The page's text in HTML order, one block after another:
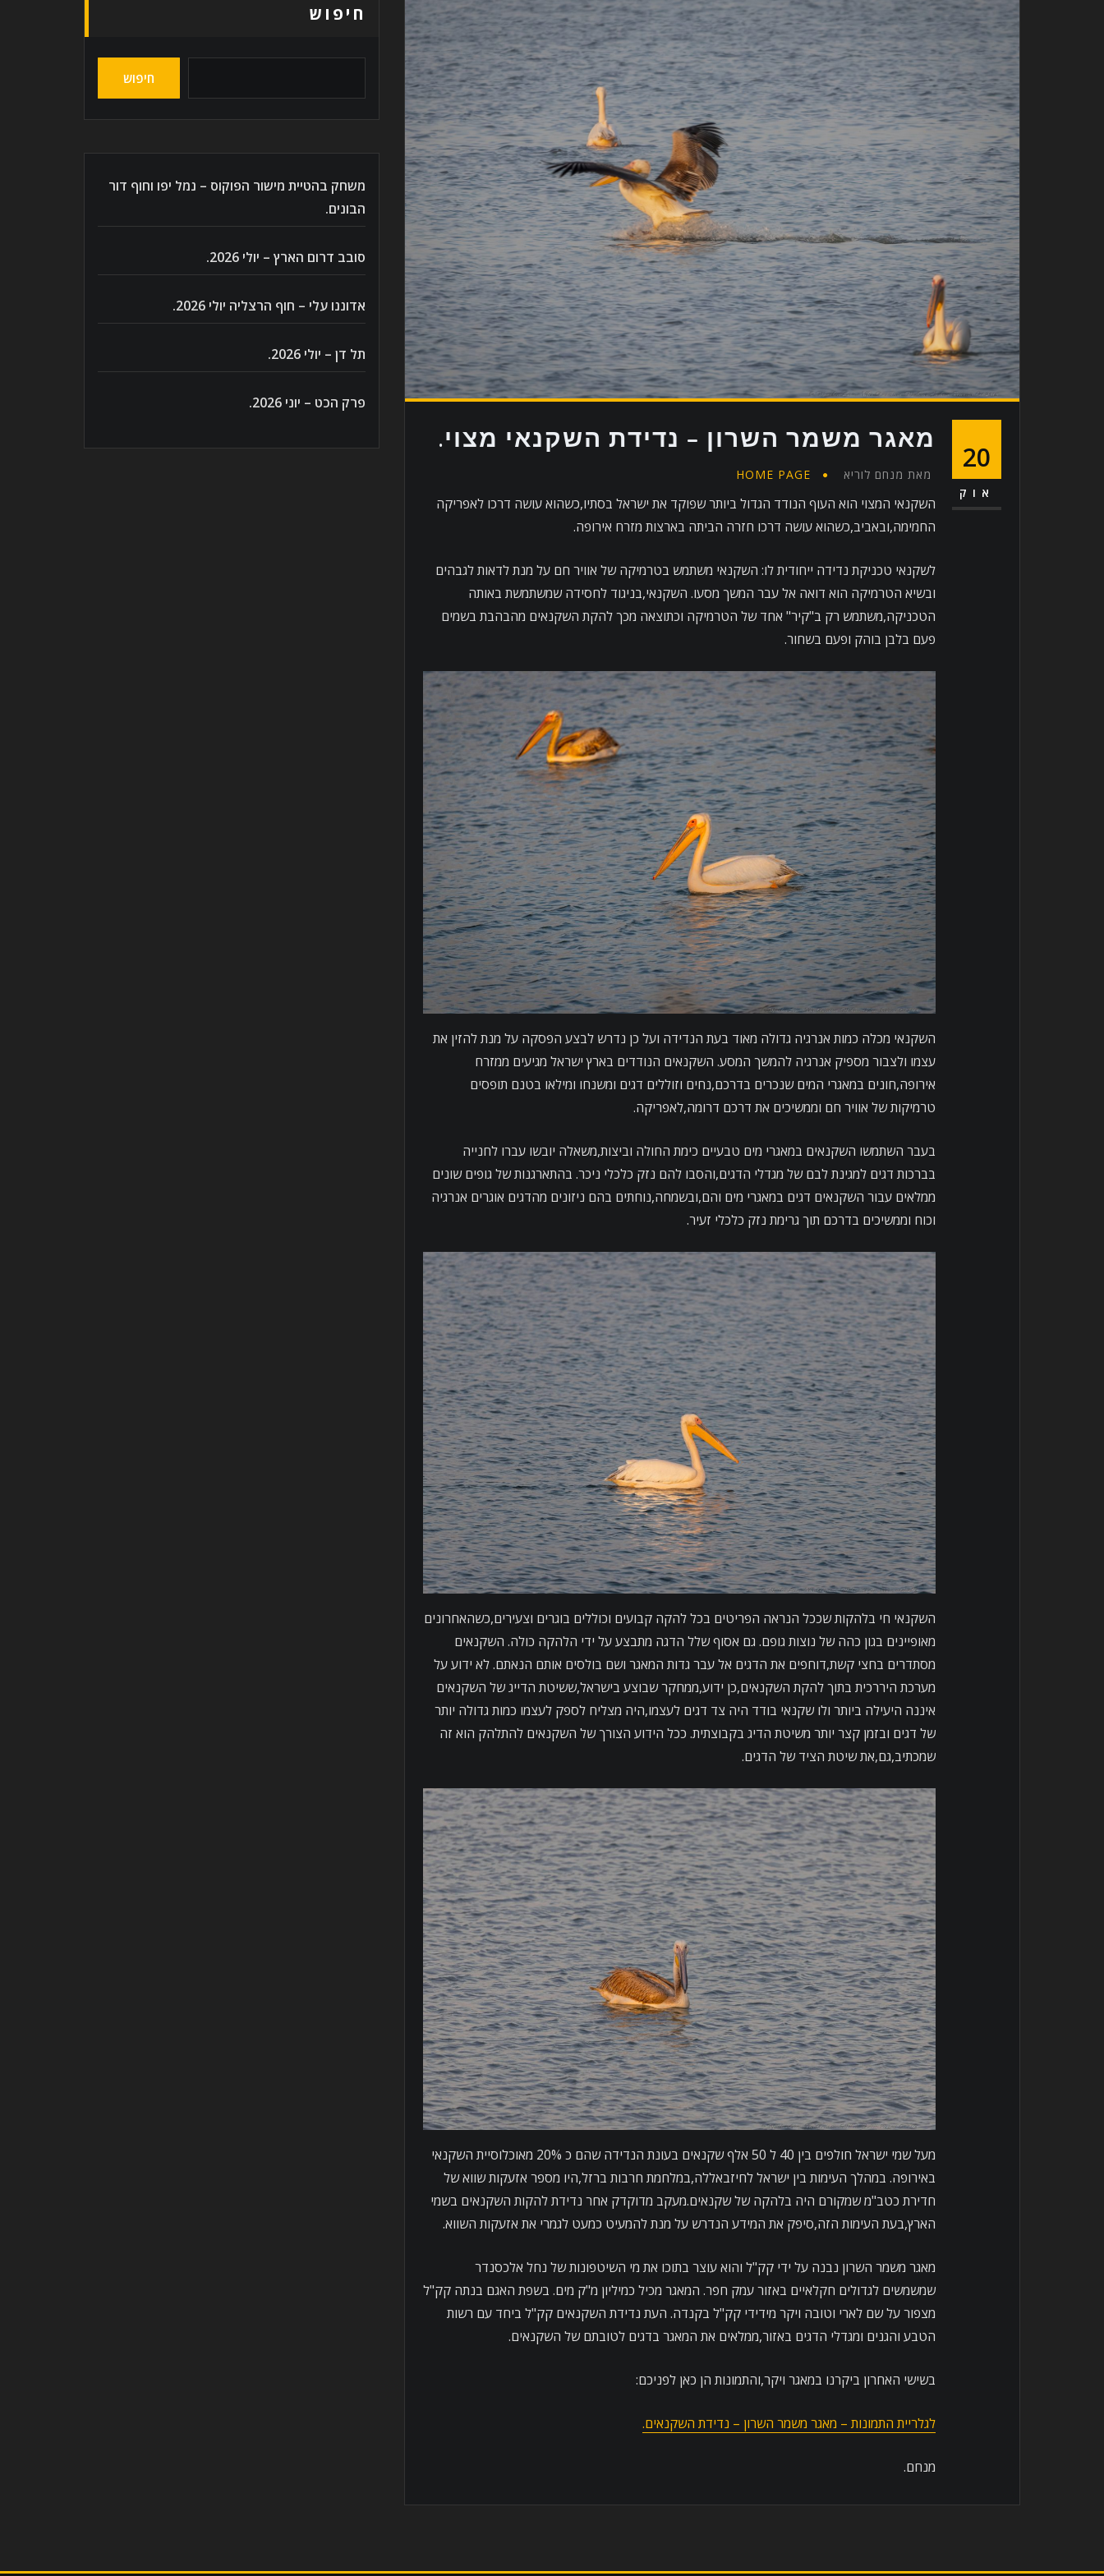
20
אוק
מאגר משמר השרון – נדידת השקנאי מצוי.
מאת מנחם לוריא HOME PAGE
השקנאי המצוי הוא העוף הנודד הגדול ביותר שפוקד את ישראל בסתיו,כשהוא עושה דרכו לאפריקה
החמימה,ובאביב,כשהוא עושה דרכו חזרה הביתה בארצות מזרח אירופה.
לשקנאי טכניקת נדידה ייחודית לו: השקנאי משתמש בטרמיקה של אוויר חם על מנת לדאות לגבהים
ובשיא הטרמיקה הוא דואה אל עבר המשך מסעו. השקנאי,בניגוד לחסידה שמשתמשת באותה
הטכניקה,משתמש רק ב"קיר" אחד של הטרמיקה וכתוצאה מכך להקת השקנאים מהבהבת בשמים
פעם בלבן בוהק ופעם בשחור.
השקנאי מכלה כמות אנרגיה גדולה מאוד בעת הנדידה ועל כן נדרש לבצע הפסקה על מנת להזין את
עצמו ולצבור מספיק אנרגיה להמשך המסע. השקנאים הנודדים בארץ ישראל מגיעים ממזרח
אירופה,חונים במאגרי המים שנכרים בדרכם,נחים וזוללים דגים ומשנחו ומילאו בטנם תופסים
טרמיקות של אוויר חם וממשיכים את דרכם דרומה,לאפריקה.
בעבר השתמשו השקנאים במאגרי מים טבעיים כימת החולה וביצות,משאלה יובשו עברו לחנייה
בברכות דגים למגינת לבם של מגדלי הדגים,והסבו להם נזק כלכלי ניכר. בהתארגנות של גופים שונים
ממלאים עבור השקנאים דגים במאגרי מים והם,ובשמחה,נוחתים בהם ניזונים מהדגים אוגרים אנרגיה
וכוח וממשיכים בדרכם תוך גרימת נזק כלכלי זעיר.
השקנאי חי בלהקות שככל הנראה הפריטים בכל להקה קבועים וכוללים בוגרים וצעירים,כשהאחרונים
מאופיינים בגון כהה של נוצות גופם. גם אסוף שלל הדגה מתבצע על ידי הלהקה כולה. השקנאים
מסתדרים בחצי קשת,דוחפים את הדגים אל עבר גדות המאגר ושם בולסים אותם הנאתם. לא ידוע על
מערכת היררכית בתוך להקת השקנאים,כן ידוע,ממחקר שבוצע בישראל,ששיטת הדייג של השקנאים
איננה היעילה ביותר ולו שקנאי בודד היה צד דגים לעצמו,היה מצליח לספק לעצמו כמות גדולה יותר
של דגים ובזמן קצר יותר משיטת הדיג בקבוצתית. ככל הידוע הצורך של השקנאים להתלהק הוא זה
שמכתיב,גם,את שיטת הציד של הדגים.
מעל שמי ישראל חולפים בין 40 ל 50 אלף שקנאים בעונת הנדידה שהם כ 20% מאוכלוסיית השקנאי
באירופה. במהלך העימות בין ישראל לחיזבאללה,במלחמת חרבות ברזל,היו מספר אזעקות שווא של
חדירת כטב"מ שמקורם היה בלהקה של שקנאים.מעקב מדוקדק אחר נדידת להקות השקנאים בשמי
הארץ,בעת העימות הזה,סיפק את המידע הנדרש על מנת להמעיט כמעט לגמרי את אזעקות השווא.
מאגר משמר השרון נבנה על ידי קק"ל והוא עוצר בתוכו את מי השיטפונות של נחל אלכסנדר
שמשמשים לגדולים חקלאיים באזור עמק חפר. המאגר מכיל כמיליון מ"ק מים. בשפת האגם בנתה קק"ל
מצפור על שם לארי וטובה ויקר מידידי קק"ל בקנדה. העת נדידת השקנאים קק"ל ביחד עם רשות
הטבע והגנים ומגדלי הדגים באזור,ממלאים את המאגר בדגים לטובתם של השקנאים.
בשישי האחרון ביקרנו במאגר ויקר,והתמונות הן כאן לפניכם:
לגלריית התמונות – מאגר משמר השרון – נדידת השקנאים.
מנחם.
חיפוש
חיפוש
משחק בהטיית מישור הפוקוס – נמל יפו וחוף דור
הבונים.
סובב דרום הארץ – יולי 2026.
אדוננו עלי – חוף הרצליה יולי 2026.
תל דן – יולי 2026.
פרק הכט – יוני 2026.